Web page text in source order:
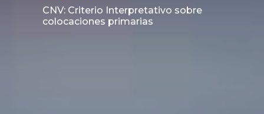
CNV: Criterio Interpretativo sobre
colocaciones primarias